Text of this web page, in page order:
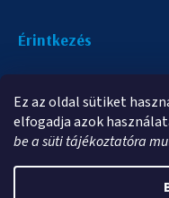
Ez az oldal sütiket
elfogadja azok
be a süti tájékoztatóra
Érintkezés
info@elampa.hu